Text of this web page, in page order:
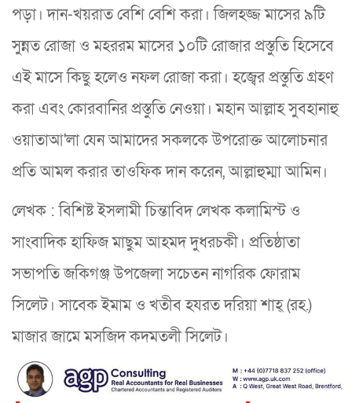
পড়া। দান-খয়রাত বেশি বেশি করা। জিলহজ্জ মাসের ৯টি
সুন্নত রোজা ও মহররম মাসের ১০টি রোজার প্রস্তুতি হিসেবে
এই মাসে কিছু হলেও নফল রোজা করা। হজ্বের প্রস্তুতি গ্রহণ
করা এবং কোরবানির প্রস্তুতি নেওয়া। মহান আল্লাহ সুবহানাহু
ওয়াতাআ'লা যেন আমাদের সকলকে উপরোক্ত আলোচনার
প্রতি আমল করার তাওফিক দান করেন, আল্লাহুম্মা আমিন।
লেখক : বিশিষ্ট ইসলামী চিন্তাবিদ লেখক কলামিস্ট ও
সাংবাদিক হাফিজ মাছুম আহমদ দুধরচকী। প্রতিষ্ঠাতা
সভাপতি জকিগঞ্জ উপজেলা সচেতন নাগরিক ফোরাম
সিলেট। সাবেক ইমাম ও খতীব হযরত দরিয়া শাহ্ (রহ.)
মাজার জামে মসজিদ কদমতলী সিলেট।